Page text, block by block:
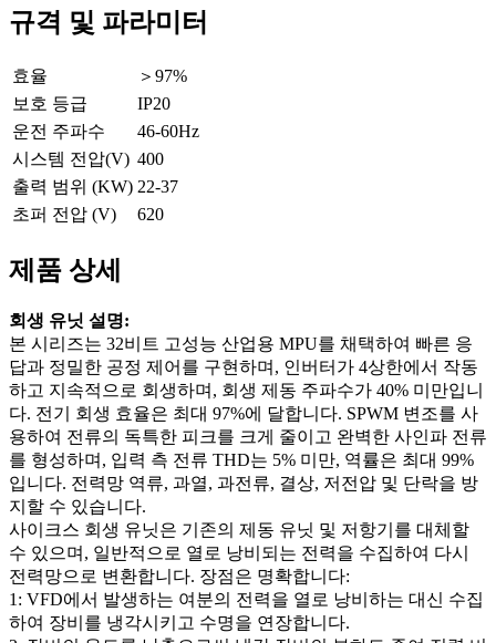
규격 및 파라미터
효율
＞97%
보호 등급
IP20
운전 주파수
46-60Hz
시스템 전압(V) 400
출력 범위 (KW) 22-37
초퍼 전압 (V)
620
제품 상세
회생 유닛 설명:
본 시리즈는 32비트 고성능 산업용 MPU를 채택하여 빠른 응
답과 정밀한 공정 제어를 구현하며, 인버터가 4상한에서 작동
하고 지속적으로 회생하며, 회생 제동 주파수가 40% 미만입니
다. 전기 회생 효율은 최대 97%에 달합니다. SPWM 변조를 사
용하여 전류의 독특한 피크를 크게 줄이고 완벽한 사인파 전류
를 형성하며, 입력 측 전류 THD는 5% 미만, 역률은 최대 99%
입니다. 전력망 역류, 과열, 과전류, 결상, 저전압 및 단락을 방
지할 수 있습니다.
사이크스 회생 유닛은 기존의 제동 유닛 및 저항기를 대체할
수 있으며, 일반적으로 열로 낭비되는 전력을 수집하여 다시
전력망으로 변환합니다. 장점은 명확합니다:
1: VFD에서 발생하는 여분의 전력을 열로 낭비하는 대신 수집
하여 장비를 냉각시키고 수명을 연장합니다.